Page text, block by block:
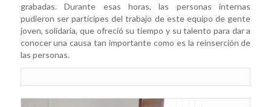
grabadas. Durante esas horas, las personas internas
pudieron ser partícipes del trabajo de este equipo de gente
joven, solidaria, que ofreció su tiempo y su talento para dar a
conocer una causa tan importante como es la reinserción de
las personas.